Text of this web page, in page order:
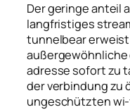
Der geringe anteil
langfristiges
tunnelbear
adresse sofort zu
der verbindung zu
ungeschützten